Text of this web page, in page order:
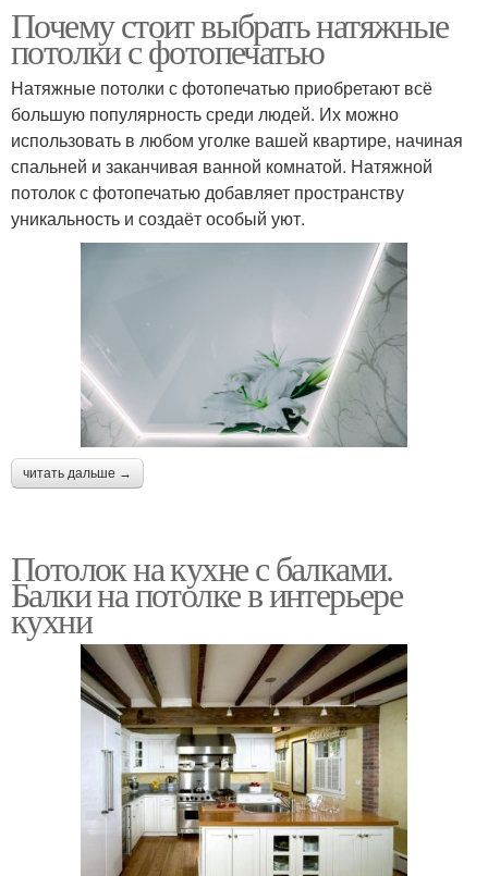
Почему стоит выбрать натяжные
потолки с фотопечатью
Натяжные потолки с фотопечатью приобретают всё
большую популярность среди людей. Их можно
использовать в любом уголке вашей квартире, начиная
спальней и заканчивая ванной комнатой. Натяжной
потолок с фотопечатью добавляет пространству
уникальность и создаёт особый уют.
читать дальше →
Потолок на кухне с балками.
Балки на потолке в интерьере
кухни